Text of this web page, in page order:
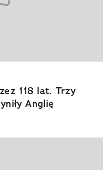
118 lat. Trzy
Anglię